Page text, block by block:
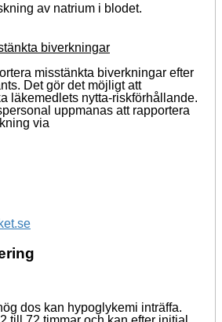
av natrium i blodet.
biverkningar
misstänkta biverkningar efter
Det gör det möjligt att
läkemedlets nytta-riskförhållande.
uppmanas att rapportera
via
dos kan hypoglykemi inträffa.